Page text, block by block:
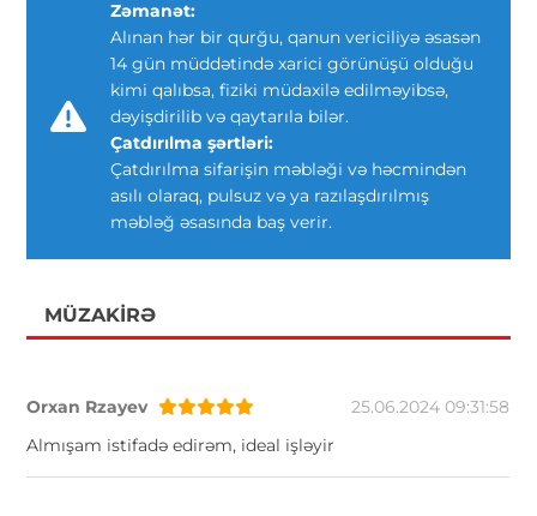
Zəmanət:
Alınan hər bir qurğu, qanun vericiliyə əsasən
14 gün müddətində xarici görünüşü olduğu
kimi qalıbsa, fiziki müdaxilə edilməyibsə,
dəyişdirilib və qaytarıla bilər.
Çatdırılma şərtləri:
Çatdırılma sifarişin məbləği və həcmindən
asılı olaraq, pulsuz və ya razılaşdırılmış
məbləğ əsasında baş verir.
MÜZAKIRƏ
Orxan Rzayev
25.06.2024 09:31:58
Almışam istifadə edirəm, ideal işləyir